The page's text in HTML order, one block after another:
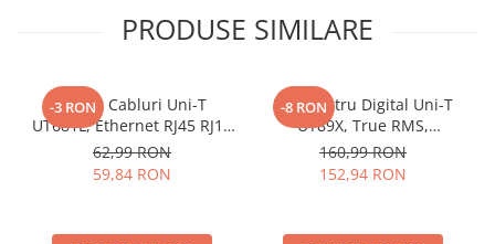
Acumulatori Litiu
Acumulatori Moto
Electronice
Invertoare Tensiune
Statii de incarcare vehicule
PRODUSE SIMILARE
-3 RON
Tester Cabluri Uni-T
UT681L, Ethernet RJ45 RJ11
BNC, Continuitate,
Scurtcircuit, Incrucisate
62,99 RON
59,84 RON
-8 RON
Multimetru Digital Uni-T
UT89X, True RMS,
Temperatura 1000°C,
Frecventa, NCV, CAT III
160,99 RON
152,94 RON